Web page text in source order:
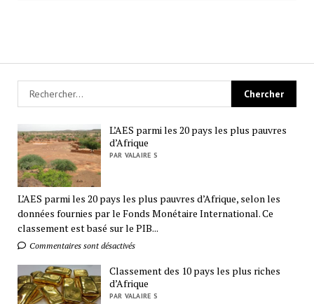
L’AES parmi les 20 pays les plus pauvres
d’Afrique
PAR VALAIRE S
L’AES parmi les 20 pays les plus pauvres d’Afrique, selon les
données fournies par le Fonds Monétaire International. Ce
classement est basé sur le PIB...
Commentaires sont désactivés
Classement des 10 pays les plus riches
d’Afrique
PAR VALAIRE S